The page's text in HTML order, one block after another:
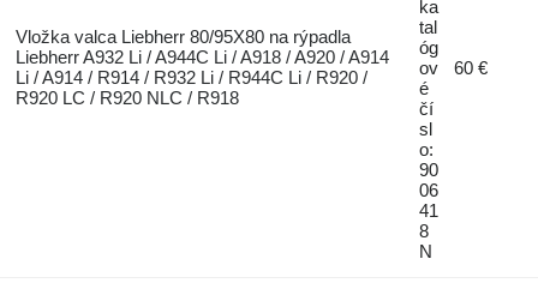
Vložka valca Liebherr 80/95X80 na rýpadla
Liebherr A932 Li / A944C Li / A918 / A920 / A914
Li / A914 / R914 / R932 Li / R944C Li / R920 /
R920 LC / R920 NLC / R918
ka
tal
óg
ov
é
čí
sl
o:
90
06
41
8
N
60 €